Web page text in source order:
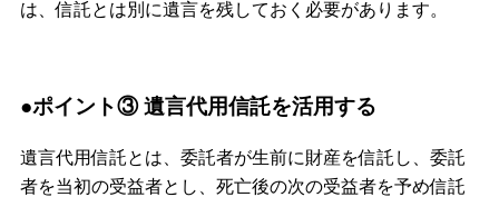
は、信託とは別に遺言を残しておく必要があります。
●ポイント③ 遺言代用信託を活用する
遺言代用信託とは、委託者が生前に財産を信託し、委託
者を当初の受益者とし、死亡後の次の受益者を予め信託